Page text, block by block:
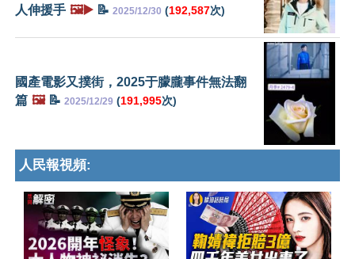
人伸援手 🖼️▶️ 📝 2025/12/30 (192,587次)
國產電影又撲街，2025于朦朧事件無法翻
篇 🖼️📝 2025/12/29 (191,995次)
人民報視頻: